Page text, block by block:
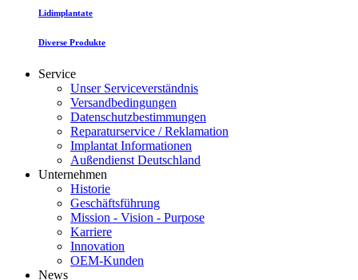
Lidimplantate
Diverse Produkte
Service
Unser Serviceverständnis
Versandbedingungen
Datenschutzbestimmungen
Reparaturservice / Reklamation
Implantat Informationen
Außendienst Deutschland
Unternehmen
Historie
Geschäftsführung
Mission - Vision - Purpose
Karriere
Innovation
OEM-Kunden
News